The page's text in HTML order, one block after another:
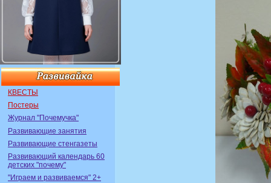
КВЕСТЫ
Постеры
Журнал "Почемучка"
Развивающие занятия
Развивающие стенгазеты
Развивающий календарь 60
детских "почему"
"Играем и развиваемся" 2+